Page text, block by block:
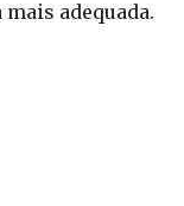
adequada.